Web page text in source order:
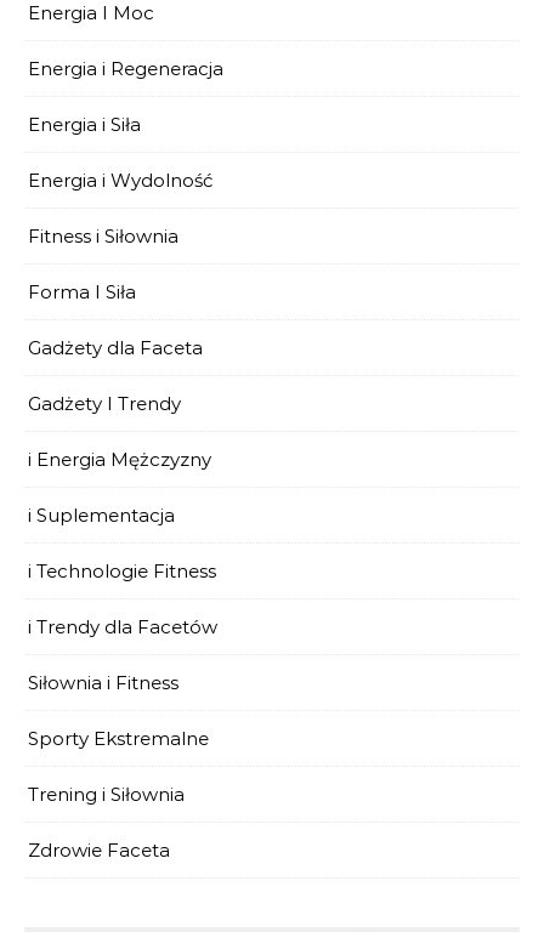
Energia I Moc
Energia i Regeneracja
Energia i Siła
Energia i Wydolność
Fitness i Siłownia
Forma I Siła
Gadżety dla Faceta
Gadżety I Trendy
i Energia Mężczyzny
i Suplementacja
i Technologie Fitness
i Trendy dla Facetów
Siłownia i Fitness
Sporty Ekstremalne
Trening i Siłownia
Zdrowie Faceta